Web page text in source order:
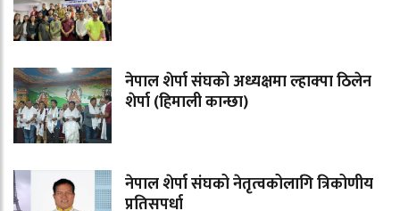
नेपाल शेर्पा संघको अध्यक्षमा ल्हाक्पा ठिलेन
शेर्पा (हिमाली कान्छा)
नेपाल शेर्पा संघको नेतृत्वकोलागि त्रिकोणीय
प्रतिसपर्धा